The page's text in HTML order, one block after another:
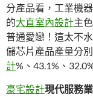
分產品看，工業機
的大直室內設計主
普通愛戀！這太不
儲芯片產品產量分
計%、43.1%、
豪宅設計現代服務